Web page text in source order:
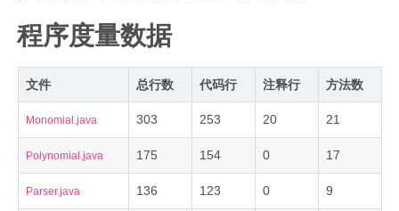
程序度量数据
文件 总行数 代码行 注释行 方法数
Monomial.java 303 253 20 21
Polynomial.java 175 154 0 17
Parser.java 136 123 0 9